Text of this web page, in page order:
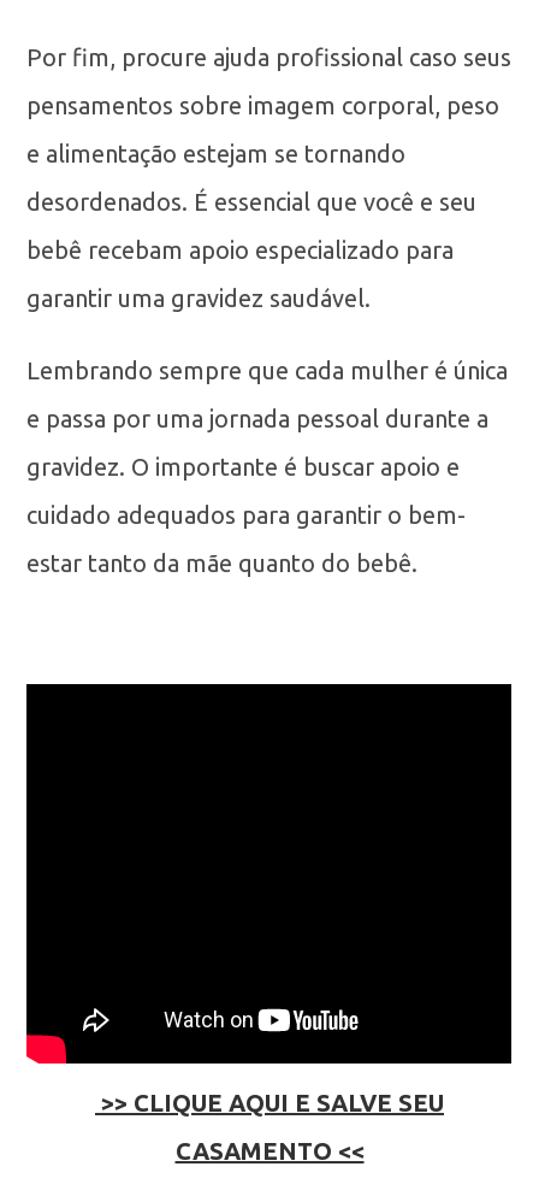
Por fim, procure ajuda profissional caso seus
pensamentos sobre imagem corporal, peso
e alimentação estejam se tornando
desordenados. É essencial que você e seu
bebê recebam apoio especializado para
garantir uma gravidez saudável.
Lembrando sempre que cada mulher é única
e passa por uma jornada pessoal durante a
gravidez. O importante é buscar apoio e
cuidado adequados para garantir o bem-
estar tanto da mãe quanto do bebê.
>> CLIQUE AQUI E SALVE SEU
CASAMENTO <<